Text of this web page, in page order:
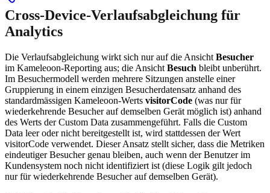
Cross-Device-Verlaufsabgleichung für
Analytics
Die Verlaufsabgleichung wirkt sich nur auf die Ansicht Besucher
im Kameleoon-Reporting aus; die Ansicht Besuch bleibt unberührt.
Im Besuchermodell werden mehrere Sitzungen anstelle einer
Gruppierung in einem einzigen Besucherdatensatz anhand des
standardmässigen Kameleoon-Werts visitorCode (was nur für
wiederkehrende Besucher auf demselben Gerät möglich ist) anhand
des Werts der Custom Data zusammengeführt. Falls die Custom
Data leer oder nicht bereitgestellt ist, wird stattdessen der Wert
visitorCode verwendet. Dieser Ansatz stellt sicher, dass die Metriken
eindeutiger Besucher genau bleiben, auch wenn der Benutzer im
Kundensystem noch nicht identifiziert ist (diese Logik gilt jedoch
nur für wiederkehrende Besucher auf demselben Gerät).